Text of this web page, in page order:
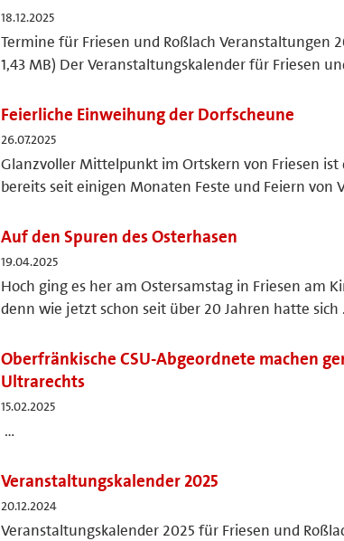
18.12.2025
Termine für Friesen und Roßlach Veranstaltungen
1,43 MB) Der Veranstaltungskalender für Friesen
Feierliche Einweihung der Dorfscheune
26.07.2025
Glanzvoller Mittelpunkt im Ortskern von Friesen
bereits seit einigen Monaten Feste und Feiern von
Auf den Spuren des Osterhasen
19.04.2025
Hoch ging es her am Ostersamstag in Friesen am
denn wie jetzt schon seit über 20 Jahren hatte sich
Oberfränkische CSU-Abgeordnete machen
Ultrarechts
15.02.2025
…
Veranstaltungskalender 2025
20.12.2024
Veranstaltungskalender 2025 für Friesen und